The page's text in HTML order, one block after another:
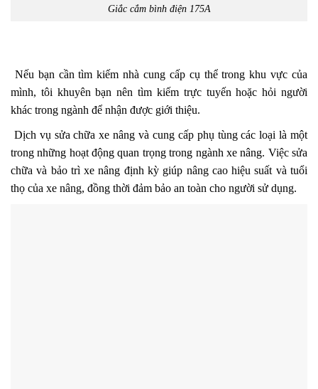
Giắc cắm bình điện 175A
Nếu bạn cần tìm kiếm nhà cung cấp cụ thể trong khu vực của
mình, tôi khuyên bạn nên tìm kiếm trực tuyến hoặc hỏi người
khác trong ngành để nhận được giới thiệu.
Dịch vụ sửa chữa xe nâng và cung cấp phụ tùng các loại là một
trong những hoạt động quan trọng trong ngành xe nâng. Việc sửa
chữa và bảo trì xe nâng định kỳ giúp nâng cao hiệu suất và tuổi
thọ của xe nâng, đồng thời đảm bảo an toàn cho người sử dụng.